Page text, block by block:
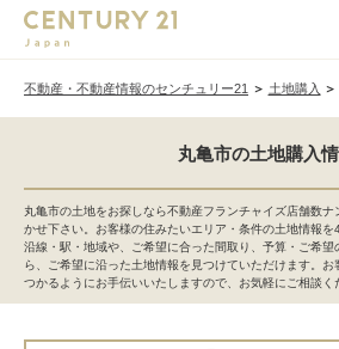
不動産・不動産情報のセンチュリー21 土地購入
丸亀市の土地購入
丸亀市の土地をお探しなら不動産フランチャイズ店舗数
かせ下さい。お客様の住みたいエリア・条件の土地情報
沿線・駅・地域や、ご希望に合った間取り、予算・ご希
ら、ご希望に沿った土地情報を見つけていただけます。お
つかるようにお手伝いいたしますので、お気軽にご相談く